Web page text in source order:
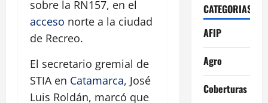
sobre la RN157, en el
acceso norte a la ciudad
de Recreo.
El secretario gremial de
STIA en Catamarca, José
Luis Roldán, marcó que
CATEGORIAS
AFIP
Agro
Coberturas